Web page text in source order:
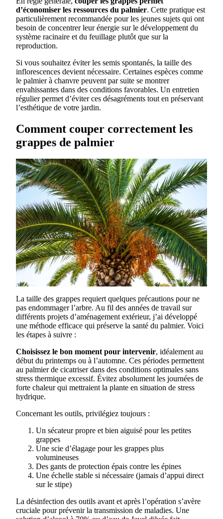
d’économiser les ressources du palmier. Cette pratique est
particulièrement recommandée pour les jeunes sujets qui ont
besoin de concentrer leur énergie sur le développement du
système racinaire et du feuillage plutôt que sur la
reproduction.
Si vous souhaitez éviter les semis spontanés, la taille des
inflorescences devient nécessaire. Certaines espèces comme
le palmier à chanvre peuvent par suite se montrer
envahissantes dans des conditions favorables. Un entretien
régulier permet d’éviter ces désagréments tout en préservant
l’esthétique de votre jardin.
Comment couper correctement les
grappes de palmier
La taille des grappes requiert quelques précautions pour ne
pas endommager l’arbre. Au fil des années de travail sur
différents projets d’aménagement extérieur, j’ai développé
une méthode efficace qui préserve la santé du palmier. Voici
les étapes à suivre :
Choisissez le bon moment pour intervenir, idéalement au
début du printemps ou à l’automne. Ces périodes permettent
au palmier de cicatriser dans des conditions optimales sans
stress thermique excessif. Évitez absolument les journées de
forte chaleur qui mettraient la plante en situation de stress
hydrique.
Concernant les outils, privilégiez toujours :
Un sécateur propre et bien aiguisé pour les petites
grappes
Une scie d’élagage pour les grappes plus
volumineuses
Des gants de protection épais contre les épines
Une échelle stable si nécessaire (jamais d’appui direct
sur le stipe)
La désinfection des outils avant et après l’opération s’avère
cruciale pour prévenir la transmission de maladies. Une